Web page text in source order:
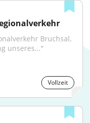
Bruchsal,
unseres..."
Vollzeit